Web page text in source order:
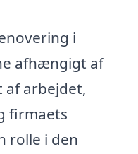
i
afhængigt af
af arbejdet,
firmaets
rolle i den